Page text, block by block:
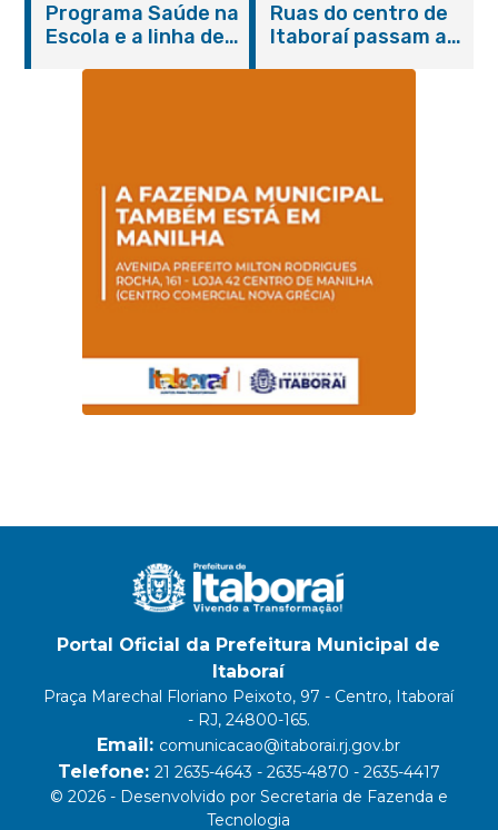
serviços gratuitos e
orientações
Programa Saúde na
Escola e a linha de
Magalhães Seabra
Ruas do centro de
Itaboraí passam a
Portal Oficial da Prefeitura Municipal de
Itaboraí
Praça Marechal Floriano Peixoto, 97 - Centro, Itaboraí
- RJ, 24800-165.
Email: comunicacao@itaborai.rj.gov.br
Telefone: 21 2635-4643 - 2635-4870 - 2635-4417
© 2026 - Desenvolvido por Secretaria de Fazenda e
Tecnologia